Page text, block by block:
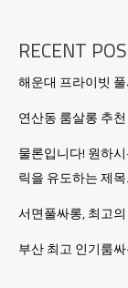
택
을
한
눈
에!
RECENT
해운대 프라이빗
연산동 룸살롱 추
물론입니다! 원하
릭을 유도하는 제
서면풀싸롱, 최고
부산 최고 인기룸